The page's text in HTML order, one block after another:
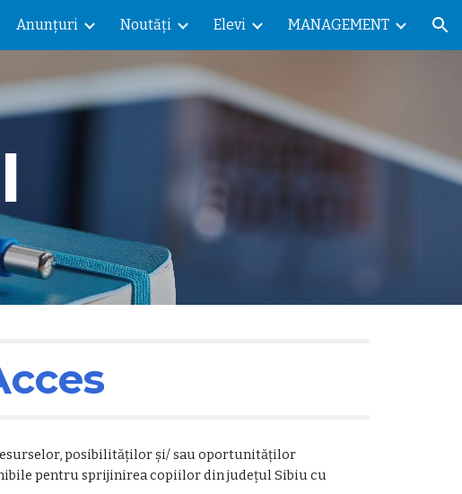
navigation
Anunțuri Noutăți Elevi MANAGEMENT
posibilităților și/ sau oportunităților
pentru sprijinirea copiilor din județul Sibiu cu